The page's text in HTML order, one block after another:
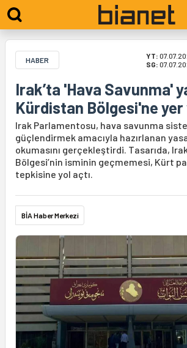
HABER YT:
SG:
Irak’ta 'Hava Savunma'
Kürdistan Bölgesi'ne
Irak Parlamentosu, hava savunma
güçlendirmek amacıyla hazırlanan
okumasını gerçekleştirdi. Tasarıda,
Bölgesi’nin isminin geçmemesi, Kürt
tepkisine yol açtı.
BİA Haber Merkezi